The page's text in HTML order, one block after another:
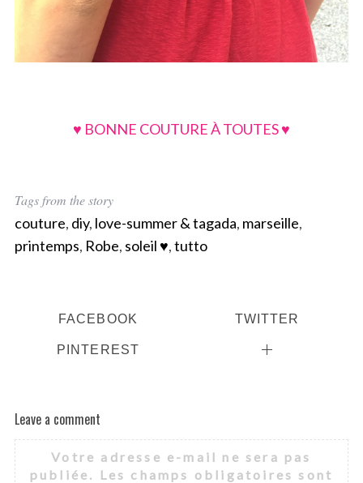
♥ BONNE COUTURE À TOUTES ♥
Tags from the story
couture, diy, love-summer & tagada, marseille,
printemps, Robe, soleil ♥,tutto
FACEBOOK TWITTER
PINTEREST
Leave a comment
Votre adresse e-mail ne sera pas
publiée.
Les champs obligatoires sont